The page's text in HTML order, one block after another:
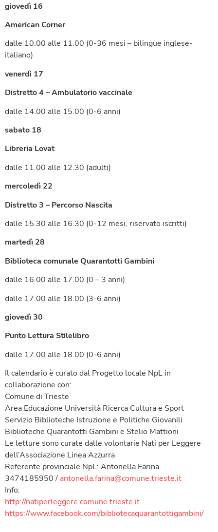
giovedì 16
American Corner
dalle 10.00 alle 11.00 (0-36 mesi – bilingue inglese-
italiano)
venerdì 17
Distretto 4 – Ambulatorio vaccinale
dalle 14.00 alle 15.00 (0-6 anni)
sabato 18
Libreria Lovat
dalle 11.00 alle 12.30 (adulti)
mercoledì 22
Distretto 3 – Percorso Nascita
dalle 15.30 alle 16.30 (0-12 mesi, riservato iscritti)
martedì 28
Biblioteca comunale Quarantotti Gambini
dalle 16.00 alle 17.00 (0 – 3 anni)
dalle 17.00 alle 18.00 (3-6 anni)
giovedì 30
Punto Lettura Stilelibro
dalle 17.00 alle 18.00 (0-6 anni)
Il calendario è curato dal Progetto locale NpL in
collaborazione con:
Comune di Trieste
Area Educazione Università Ricerca Cultura e Sport
Servizio Biblioteche Istruzione e Politiche Giovanili
Biblioteche Quarantotti Gambini e Stelio Mattioni
Le letture sono curate dalle volontarie Nati per Leggere
dell’Associazione Linea Azzurra
Referente provinciale NpL: Antonella Farina
3474185950 / antonella.farina@comune.trieste.it
Info:
http://natiperleggere.comune.trieste.it
https://www.facebook.com/bibliotecaquarantottigambini/